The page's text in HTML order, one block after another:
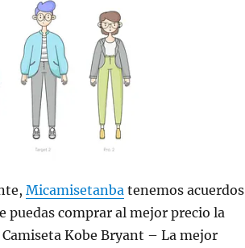
Micamisetanba tenemos acuerdos
puedas comprar al mejor precio la
Kobe Bryant – La mejor